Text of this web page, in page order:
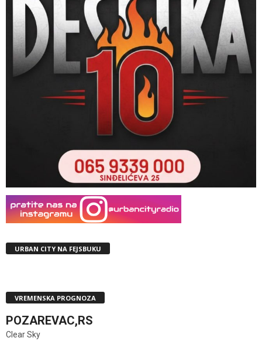
URBAN CITY NA FEJSBUKU
VREMENSKA PROGNOZA
POZAREVAC,RS
Clear Sky